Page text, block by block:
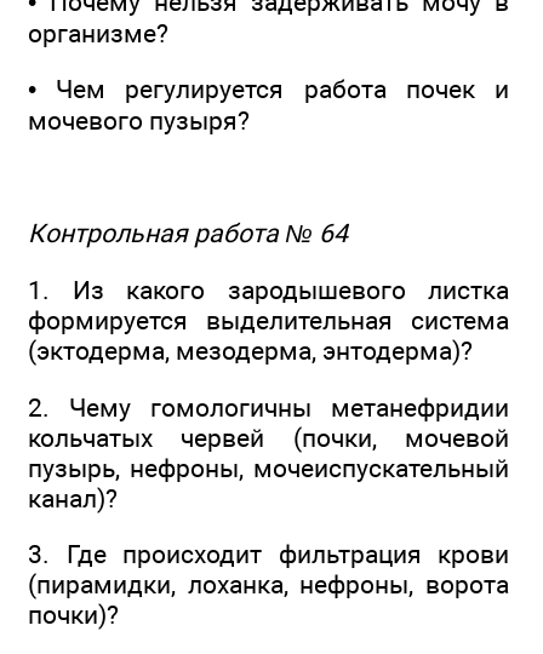
организме?
• Чем регулируется работа почек и
мочевого пузыря?
Контрольная работа № 64
1. Из какого зародышевого листка
формируется выделительная система
(эктодерма, мезодерма, энтодерма)?
2. Чему гомологичны метанефридии
кольчатых червей (почки, мочевой
пузырь, нефроны, мочеиспускательный
канал)?
3. Где происходит фильтрация крови
(пирамидки, лоханка, нефроны, ворота
почки)?